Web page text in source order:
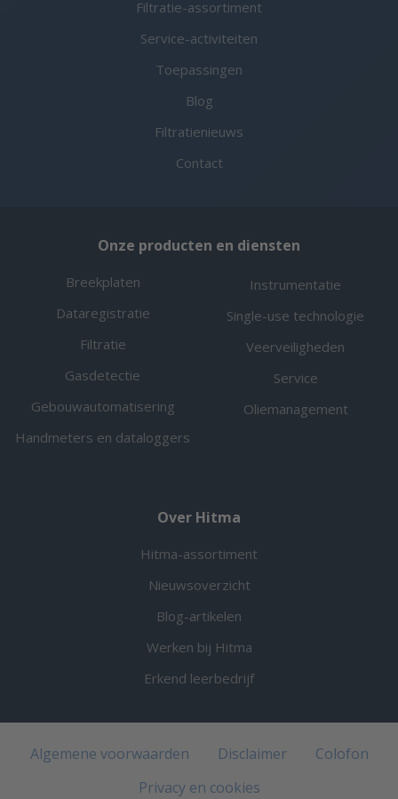
Filtratie-assortiment
Service-activiteiten
Toepassingen
Blog
Filtratienieuws
Contact
Onze producten en diensten
Breekplaten
Dataregistratie
Filtratie
Gasdetectie
Gebouwautomatisering
Handmeters en dataloggers
Instrumentatie
Single-use technologie
Veerveiligheden
Service
Oliemanagement
Over Hitma
Hitma-assortiment
Nieuwsoverzicht
Blog-artikelen
Werken bij Hitma
Erkend leerbedrijf
Algemene voorwaarden Disclaimer
Colofon
Privacy en cookies